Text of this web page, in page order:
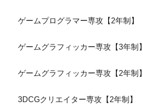
ゲームプログラマー専攻【2年制】
ゲームグラフィッカー専攻【3年制】
ゲームグラフィッカー専攻【2年制】
3DCGクリエイター専攻【2年制】